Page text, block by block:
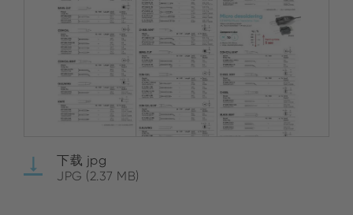
下载 jpg
JPG (2.37 MB)